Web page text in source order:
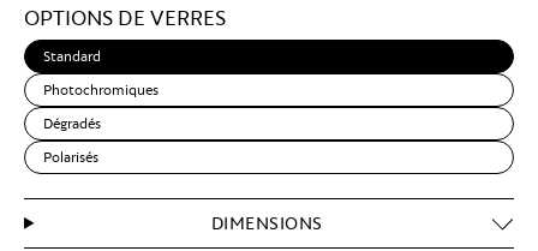
Brown
OPTIONS DE VERRES
Standard
Photochromiques
Dégradés
Polarisés
DIMENSIONS